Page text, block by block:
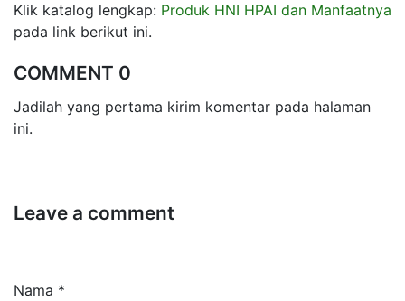
Klik katalog lengkap: Produk HNI HPAI dan Manfaatnya
pada link berikut ini.
COMMENT 0
Jadilah yang pertama kirim komentar pada halaman
ini.
Leave a comment
Nama *